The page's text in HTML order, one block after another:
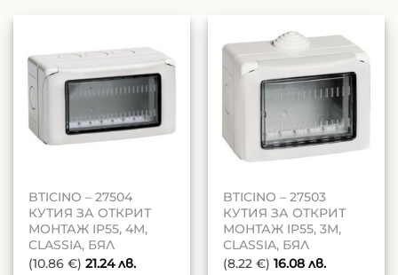
BTICINO – 27504
КУТИЯ ЗА ОТКРИТ
МОНТАЖ IP55, 4М,
CLASSIA, БЯЛ
(10.86 €) 21.24лв.
BTICINO – 27503
КУТИЯ ЗА ОТКРИТ
МОНТАЖ IP55, 3М,
CLASSIA, БЯЛ
(8.22 €) 16.08лв.